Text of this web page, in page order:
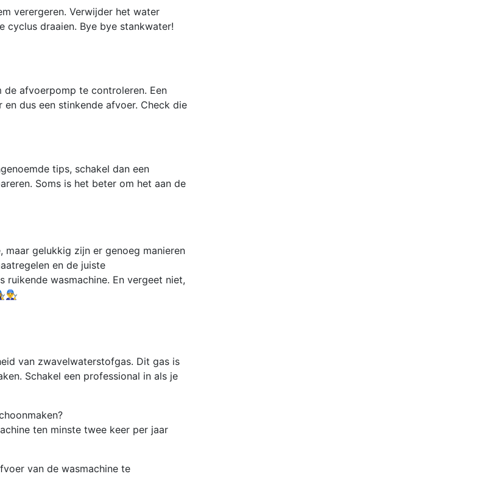
verergeren. Verwijder het water
cyclus draaien. Bye bye stankwater!
afvoerpomp te controleren. Een
dus een stinkende afvoer. Check die
tips, schakel dan een
Soms is het beter om het aan de
maar gelukkig zijn er genoeg manieren
en de juiste
ruikende wasmachine. En vergeet niet,
van zwavelwaterstofgas. Dit gas is
Schakel een professional in als je
ten minste twee keer per jaar
van de wasmachine te